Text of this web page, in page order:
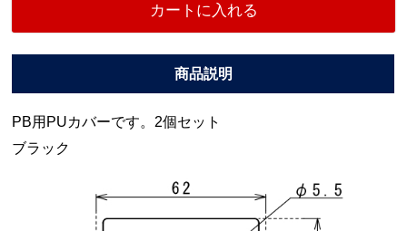
カートに入れる
PB用PUカバーです。2個セット
ブラック